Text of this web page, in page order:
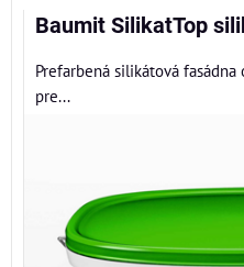
Baumit SilikatTop
Prefarbená silikátová
pre...